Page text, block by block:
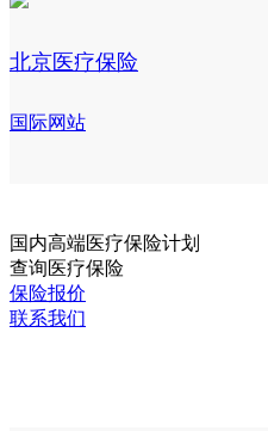
北京医疗保险
国际网站
国内高端医疗保险计划
查询医疗保险
保险报价
联系我们